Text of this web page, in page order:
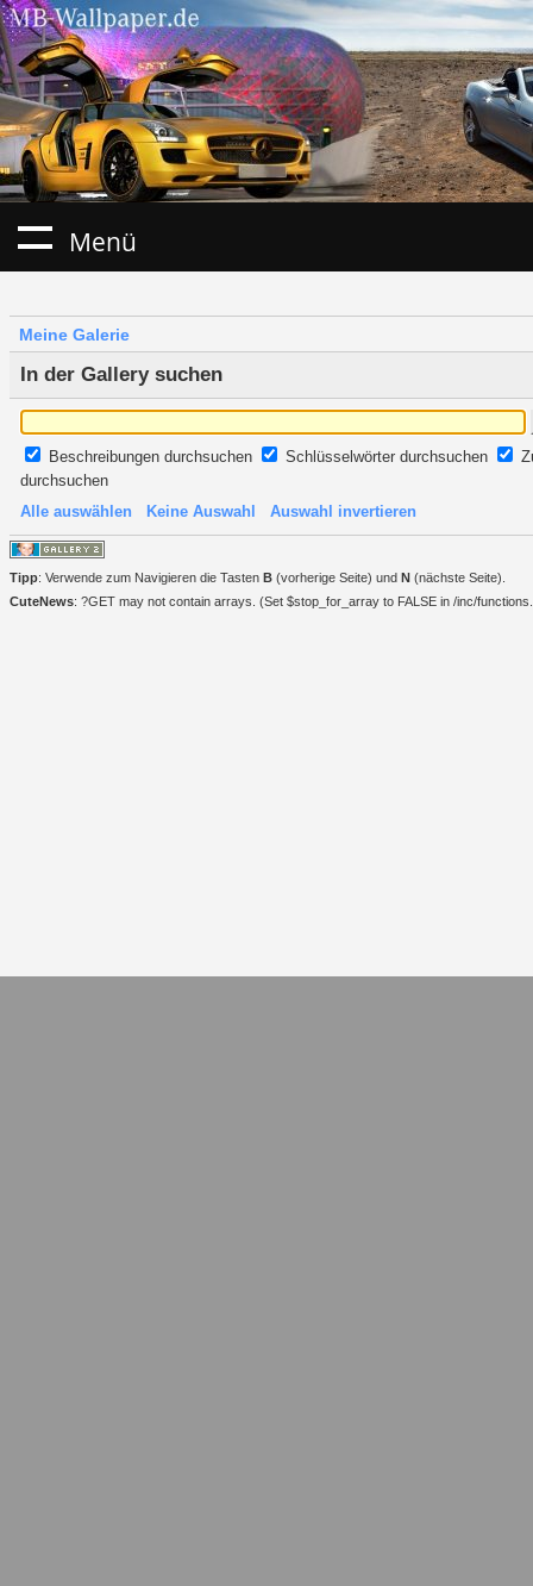
Menü
Meine Galerie
In der Gallery suchen
Beschreibungen durchsuchen Schlüsselwörter durchsuchen
durchsuchen
Alle auswählen
Keine Auswahl Auswahl invertieren
Tipp: Verwende zum Navigieren die Tasten B (vorherige Seite) und N (nächste Seite).
CuteNews: ?GET may not contain arrays. (Set $stop_for_array to FALSE in /inc/